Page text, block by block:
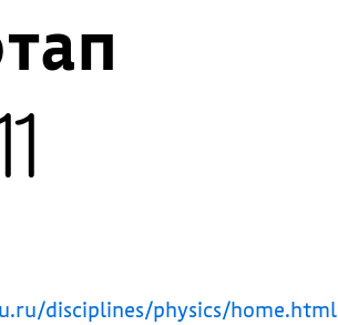
disciplines/physics/home.html